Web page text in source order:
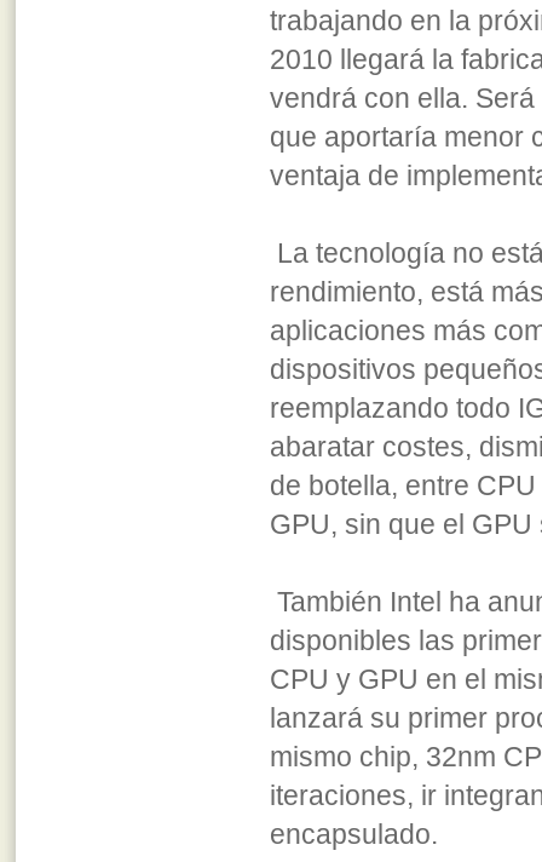
trabajando en la
2010 llegará la
vendrá con ella.
que aportaría menor
ventaja de
La tecnología no
rendimiento, está
aplicaciones más
dispositivos
reemplazando todo
abaratar costes,
de botella, entre
GPU, sin que el
También Intel ha
disponibles las
CPU y GPU en el
lanzará su primer
mismo chip, 32nm
iteraciones, ir
encapsulado.